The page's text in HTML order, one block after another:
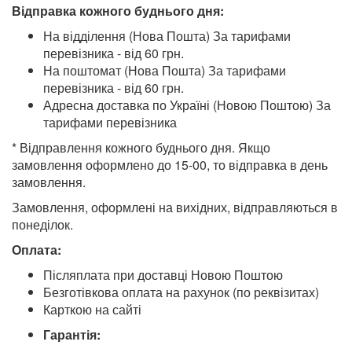
Відправка кожного буднього дня:
На відділення (Нова Пошта) За тарифами
перевізника - від 60 грн.
На поштомат (Нова Пошта) За тарифами
перевізника - від 60 грн.
Адресна доставка по Україні (Новою Поштою) За
тарифами перевізника
* Відправлення кожного буднього дня. Якщо
замовлення оформлено до 15-00, то відправка в день
замовлення.
Замовлення, оформлені на вихідних, відправляються в
понеділок.
Оплата:
Післяплата при доставці Новою Поштою
Безготівкова оплата на рахунок (по реквізитах)
Карткою на сайті
Гарантія: